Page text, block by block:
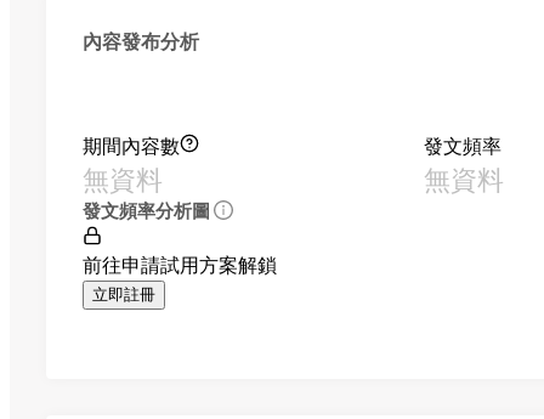
內容發布分析
期間內容數
無資料
發文頻率
無資料
發文頻率分析圖
前往申請試用方案解鎖
立即註冊